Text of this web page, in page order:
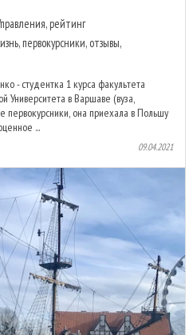
рейтинг
первокурсники, отзывы,
- студентка 1 курса факультета
Университета в Варшаве (вуза,
первокурсники, она приехала в Польшу
...
09.04.2021